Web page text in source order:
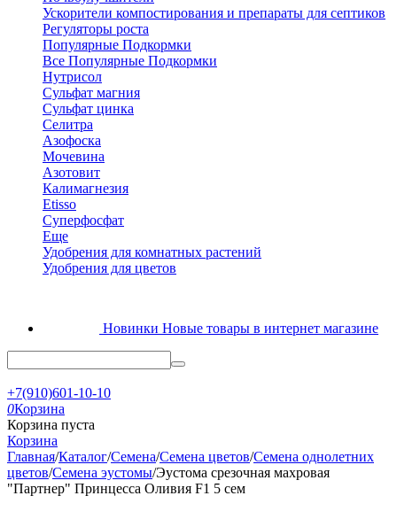
Ускорители компостирования и препараты для септиков
Регуляторы роста
Популярные Подкормки
Все Популярные Подкормки
Нутрисол
Сульфат магния
Сульфат цинка
Селитра
Азофоска
Мочевина
Азотовит
Калимагнезия
Etisso
Суперфосфат
Еще
Удобрения для комнатных растений
Удобрения для цветов
Новинки Новые товары в интернет магазине
+7(910)601-10-10
0Корзина
Корзина пуста
Корзина
Главная/Каталог/Семена/Семена цветов/Семена однолетних
цветов/Семена эустомы/Эустома срезочная махровая
"Партнер" Принцесса Оливия F1 5 сем